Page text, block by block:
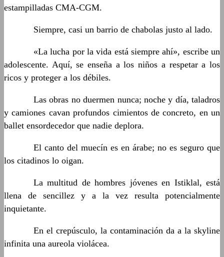
estampilladas CMA-CGM.
Siempre, casi un barrio de chabolas justo al lado.
«La lucha por la vida está siempre ahí», escribe un
adolescente. Aquí, se enseña a los niños a respetar a los
ricos y proteger a los débiles.
Las obras no duermen nunca; noche y día, taladros
y camiones cavan profundos cimientos de concreto, en un
ballet ensordecedor que nadie deplora.
El canto del muecín es en árabe; no es seguro que
los citadinos lo oigan.
La multitud de hombres jóvenes en Istiklal, está
llena de sencillez y a la vez resulta potencialmente
inquietante.
En el crepúsculo, la contaminación da a la skyline
infinita una aureola violácea.